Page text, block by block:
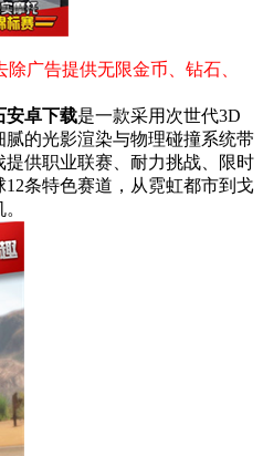
广告提供无限金币、钻石、
安卓下载是一款采用次世代3D
的光影渲染与物理碰撞系统带
供职业联赛、耐力挑战、限时
条特色赛道，从霓虹都市到戈